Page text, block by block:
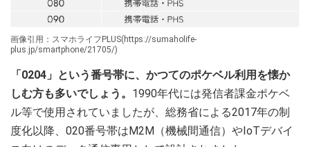
画像引用：スマホライフPLUS(https://sumaholife-
plus.jp/smartphone/21705/)
「0204」という番号帯に、かつてのポケベル利用を懐か
しむ方も多いでしょう。 1990年代には発信者課金ポケベ
ル等で使用されていましたが、総務省による2017年の制
度化以降、020番号帯はM2M（機械間通信）やIoTデバイ